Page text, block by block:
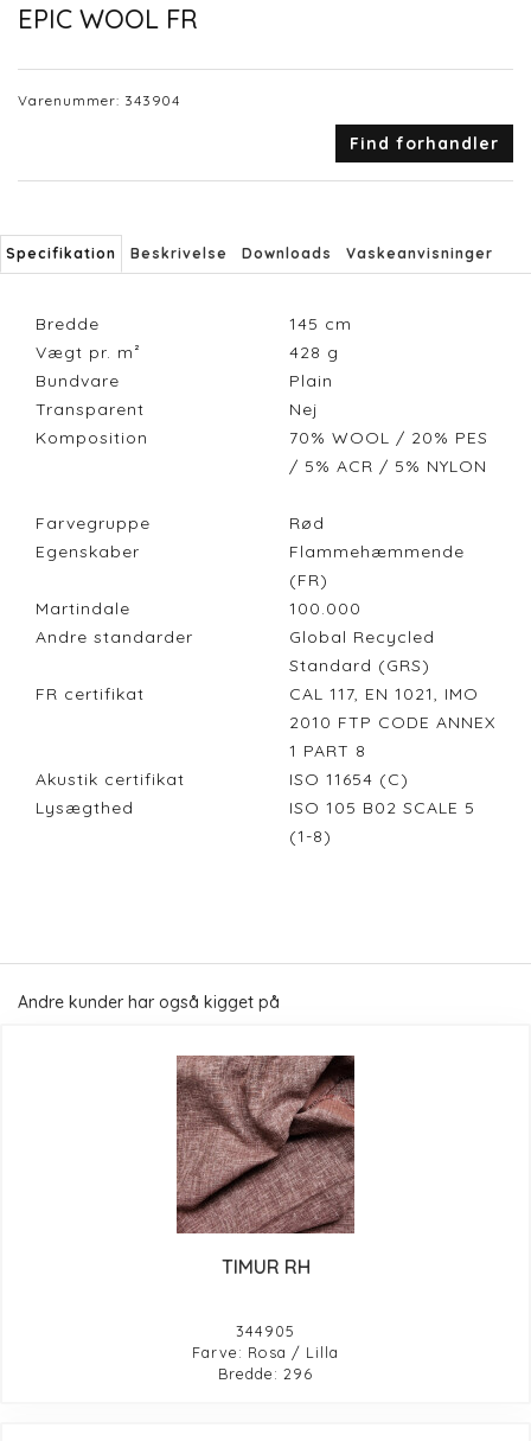
EPIC WOOL FR
Varenummer: 343904
Find forhandler
Specifikation Beskrivelse Downloads Vaskeanvisninger
Bredde 145 cm
Vægt pr. m²
428 g
Bundvare
Plain
Transparent
Nej
Komposition
70% WOOL / 20% PES
/ 5% ACR / 5% NYLON
Farvegruppe
Rød
Egenskaber
Flammehæmmende
(FR)
Martindale
100.000
Andre standarder
Global Recycled
Standard (GRS)
FR certifikat
CAL 117, EN 1021, IMO
2010 FTP CODE ANNEX
1 PART 8
Akustik certifikat
ISO 11654 (C)
Lysægthed
ISO 105 B02 SCALE 5
(1-8)
Andre kunder har også kigget på
TIMUR RH
344905
Farve: Rosa / Lilla
Bredde: 296